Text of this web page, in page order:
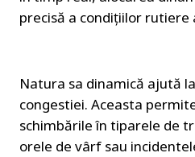
precisă a condițiilor rutiere
Natura sa dinamică ajută
congestiei. Aceasta
schimbările în tiparele de
orele de vârf sau